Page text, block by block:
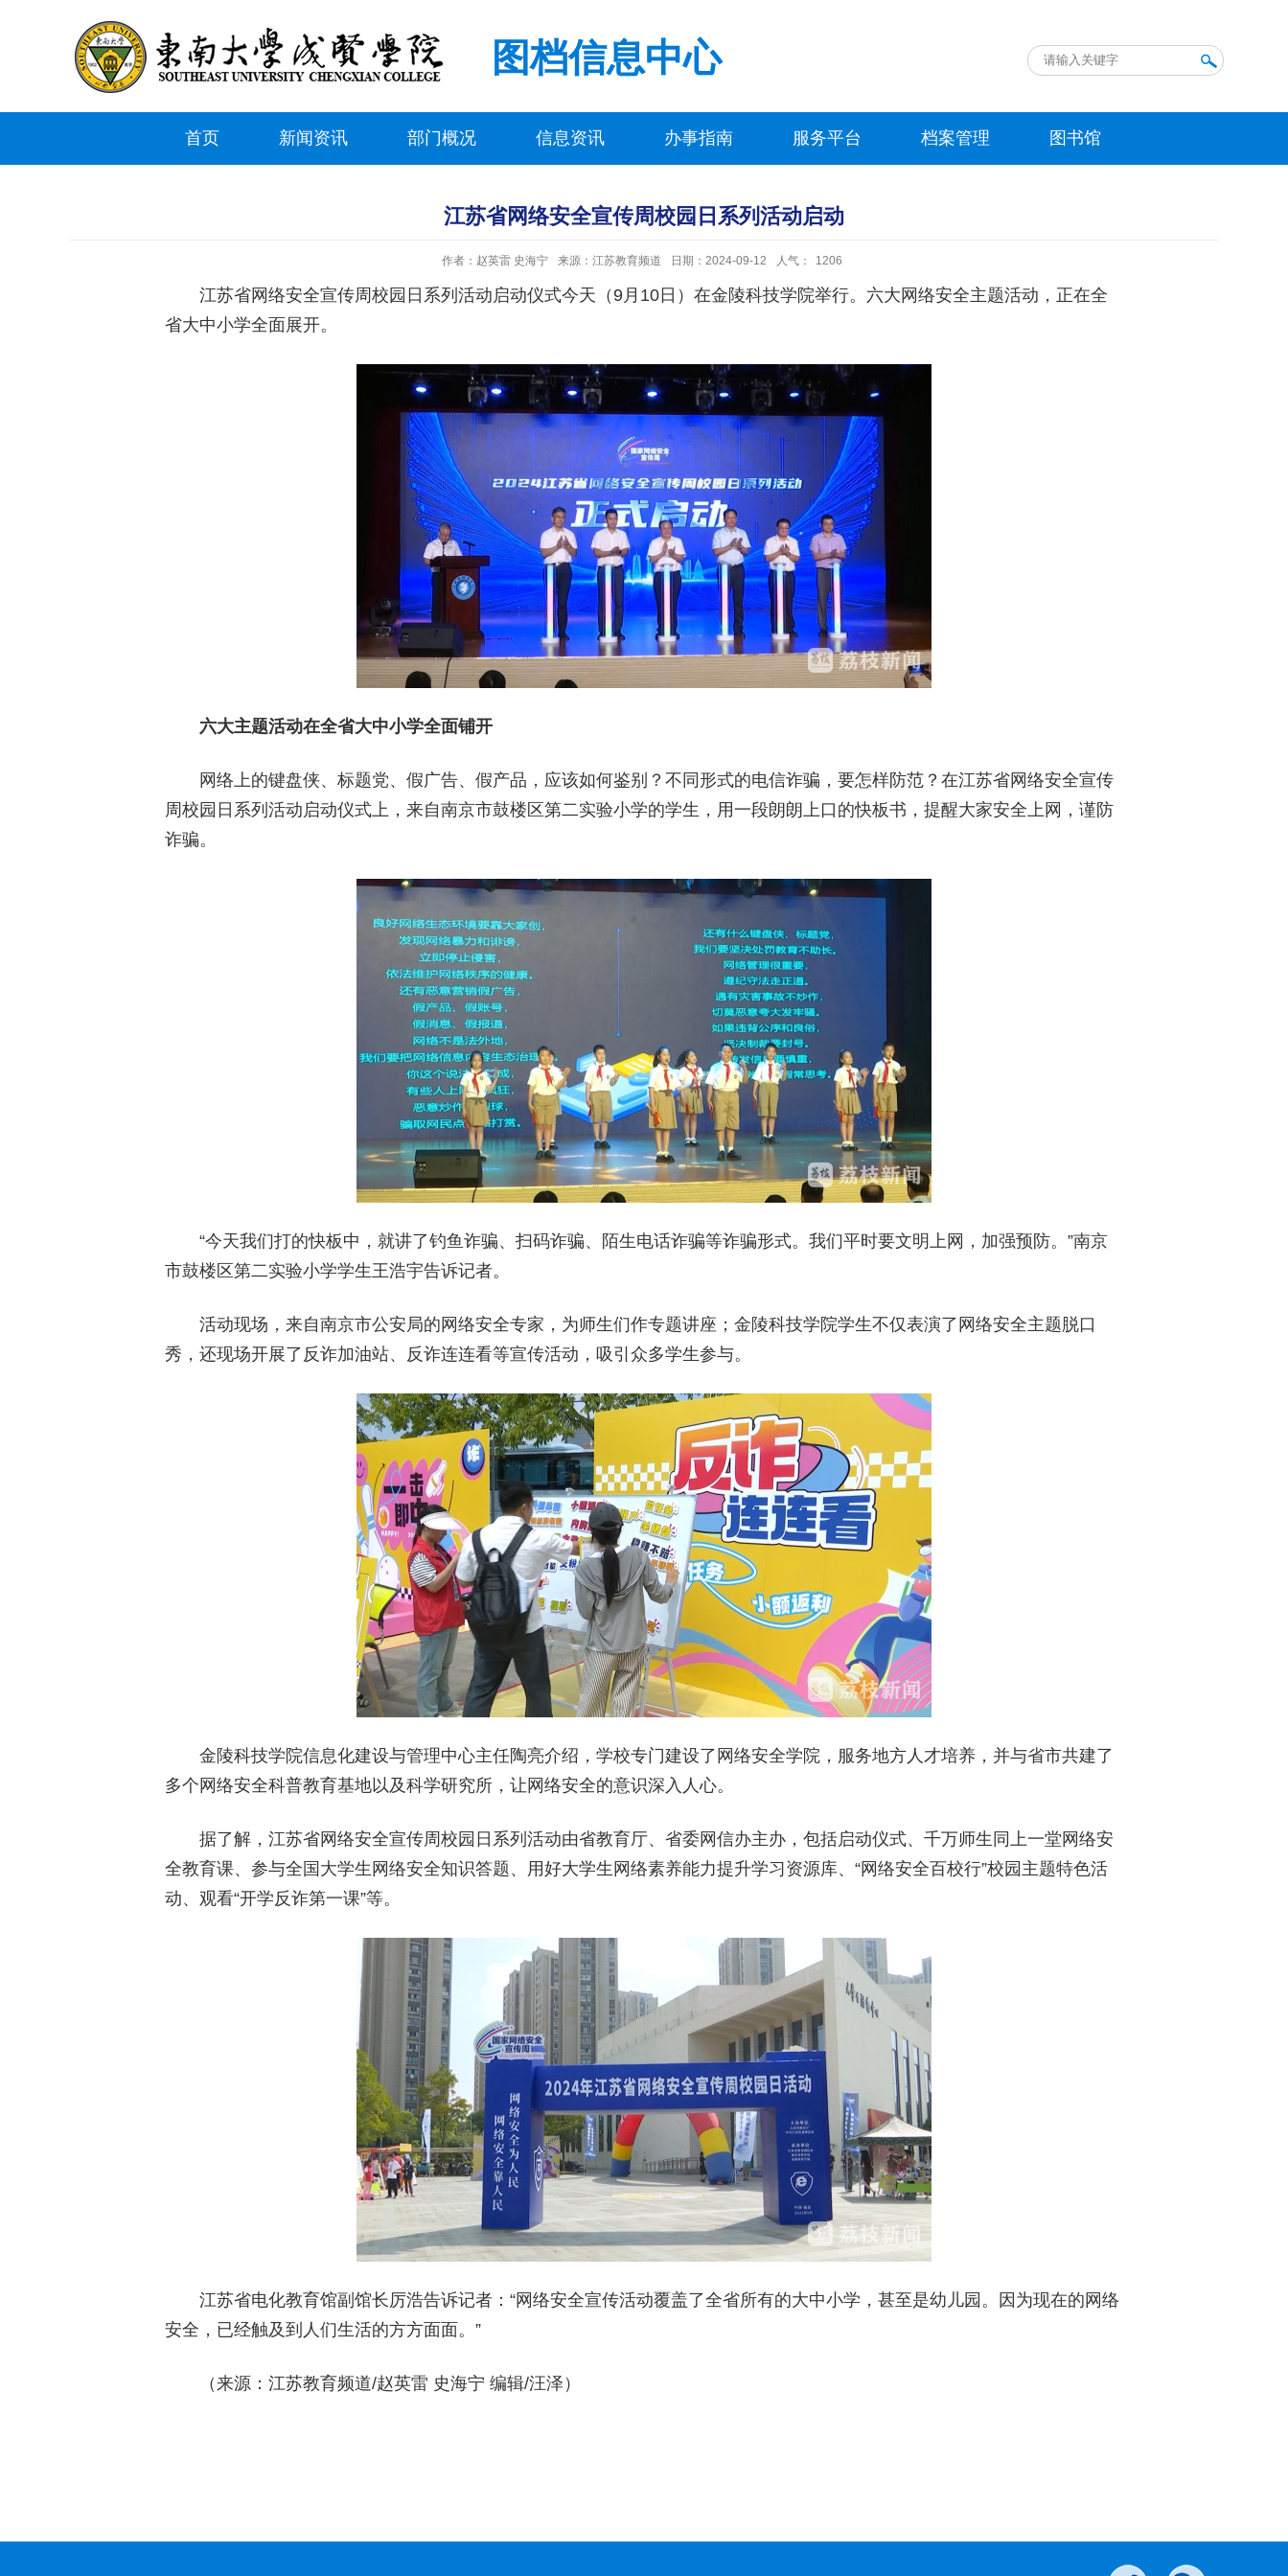
图档信息中心
首页 新闻资讯 部门概况 信息资讯 办事指南 服务平台 档案管理 图书馆
江苏省网络安全宣传周校园日系列活动启动
作者：赵英雷 史海宁 来源：江苏教育频道 日期：2024-09-12 人气： 1206
江苏省网络安全宣传周校园日系列活动启动仪式今天（9月10日）在金陵科技学院举行。六大网络安全主题活动，正在全
省大中小学全面展开。
六大主题活动在全省大中小学全面铺开
网络上的键盘侠、标题党、假广告、假产品，应该如何鉴别？不同形式的电信诈骗，要怎样防范？在江苏省网络安全宣传
周校园日系列活动启动仪式上，来自南京市鼓楼区第二实验小学的学生，用一段朗朗上口的快板书，提醒大家安全上网，谨防
诈骗。
“今天我们打的快板中，就讲了钓鱼诈骗、扫码诈骗、陌生电话诈骗等诈骗形式。我们平时要文明上网，加强预防。”南京
市鼓楼区第二实验小学学生王浩宇告诉记者。
活动现场，来自南京市公安局的网络安全专家，为师生们作专题讲座；金陵科技学院学生不仅表演了网络安全主题脱口
秀，还现场开展了反诈加油站、反诈连连看等宣传活动，吸引众多学生参与。
金陵科技学院信息化建设与管理中心主任陶亮介绍，学校专门建设了网络安全学院，服务地方人才培养，并与省市共建了
多个网络安全科普教育基地以及科学研究所，让网络安全的意识深入人心。
据了解，江苏省网络安全宣传周校园日系列活动由省教育厅、省委网信办主办，包括启动仪式、千万师生同上一堂网络安
全教育课、参与全国大学生网络安全知识答题、用好大学生网络素养能力提升学习资源库、“网络安全百校行”校园主题特色活
动、观看“开学反诈第一课”等。
江苏省电化教育馆副馆长厉浩告诉记者：“网络安全宣传活动覆盖了全省所有的大中小学，甚至是幼儿园。因为现在的网络
安全，已经触及到人们生活的方方面面。”
（来源：江苏教育频道/赵英雷 史海宁 编辑/汪泽）